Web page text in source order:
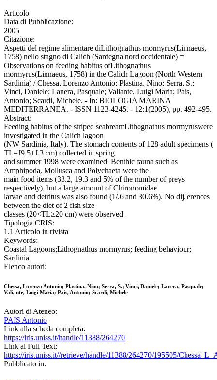
Articolo
Data di Pubblicazione:
2005
Citazione:
Aspetti del regime alimentare diLithognathus mormyrus(Linnaeus,
1758) nello stagno di Calich (Sardegna nord occidentale) =
Observations on feeding habitus ofLithognathus
mormyrus(Linnaeus, 1758) in the Calich Lagoon (North Western
Sardinia) / Chessa, Lorenzo Antonio; Plastina, Nino; Serra, S.;
Vinci, Daniele; Lanera, Pasquale; Valiante, Luigi Maria; Pais,
Antonio; Scardi, Michele. - In: BIOLOGIA MARINA
MEDITERRANEA. - ISSN 1123-4245. - 12:1(2005), pp. 492-495.
Abstract:
Feeding habitus of the striped seabreamLithognathus mormyruswere
investigated in the Calich lagoon
(NW Sardinia, Italy). The stomach contents of 128 adult specimens (
TL=J9.5±J.3 cm) collected in spring
and summer 1998 were examined. Benthic fauna such as
Amphipoda, Mollusca and Polychaeta were the
main food items (33.2, 19.3 and 5% of the number of preys
respectively), but a large amount of Chironomidae
larvae and detritus was also found (1/.6 and 30.6%). No dijJerences
between the diet of 2 fish size
classes (20<TL≥20 cm) were observed.
Tipologia CRIS:
1.1 Articolo in rivista
Keywords:
Coastal Lagoons;Lithognathus mormyrus; feeding behaviour;
Sardinia
Elenco autori:
Chessa, Lorenzo Antonio; Plastina, Nino; Serra, S.; Vinci, Daniele; Lanera, Pasquale;
Valiante, Luigi Maria; Pais, Antonio; Scardi, Michele
Autori di Ateneo:
PAIS Antonio
Link alla scheda completa:
https://iris.uniss.it/handle/11388/264270
Link al Full Text:
https://iris.uniss.it//retrieve/handle/11388/264270/195505/
Pubblicato in: